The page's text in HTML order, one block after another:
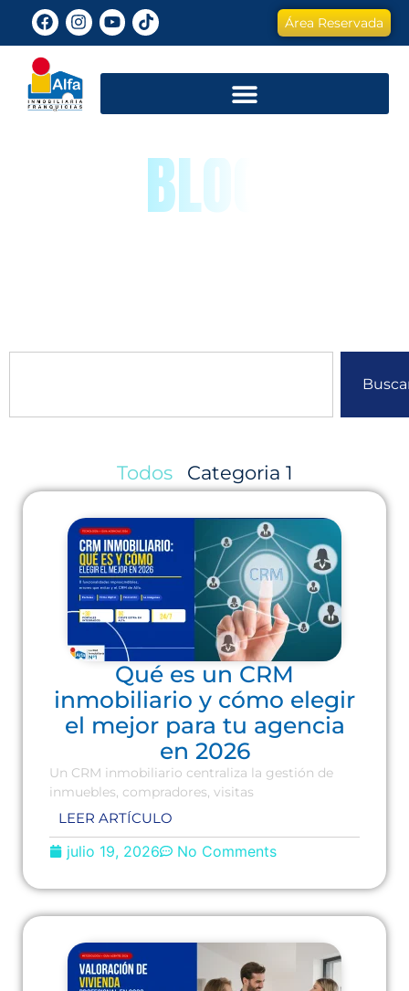
Área Reservada
BLOG
Categoria 1
Todos
Qué es un CRM
inmobiliario y cómo elegir
el mejor para tu agencia
en 2026
Un CRM inmobiliario centraliza la gestión de
inmuebles, compradores, visitas
LEER ARTÍCULO
julio 19, 2026 No Comments